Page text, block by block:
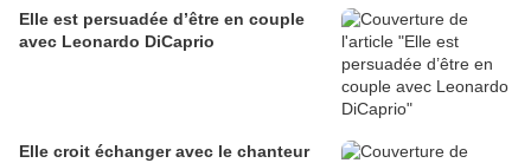
Elle est persuadée d’être en couple
avec Leonardo DiCaprio
Elle croit échanger avec le chanteur